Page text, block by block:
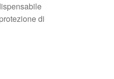
di